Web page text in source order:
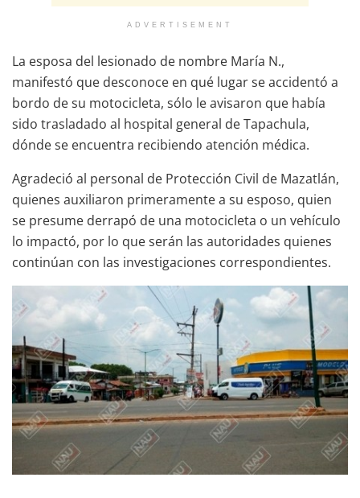
ADVERTISEMENT
La esposa del lesionado de nombre María N.,
manifestó que desconoce en qué lugar se accidentó a
bordo de su motocicleta, sólo le avisaron que había
sido trasladado al hospital general de Tapachula,
dónde se encuentra recibiendo atención médica.
Agradeció al personal de Protección Civil de Mazatlán,
quienes auxiliaron primeramente a su esposo, quien
se presume derrapó de una motocicleta o un vehículo
lo impactó, por lo que serán las autoridades quienes
continúan con las investigaciones correspondientes.